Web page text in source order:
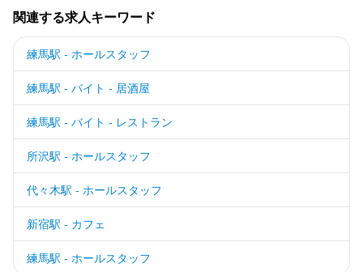
関連する求人キーワード
練馬駅 - ホールスタッフ
練馬駅 - バイト - 居酒屋
練馬駅 - バイト - レストラン
所沢駅 - ホールスタッフ
代々木駅 - ホールスタッフ
新宿駅 - カフェ
練馬駅 - ホールスタッフ